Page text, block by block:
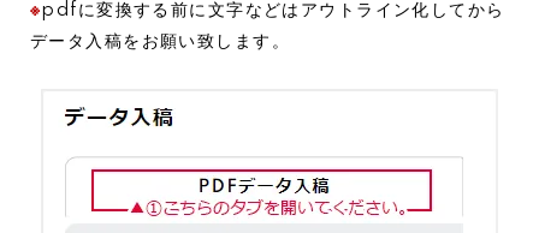
※pdfに変換する前に文字などはアウトライン化してから
データ入稿をお願い致します。